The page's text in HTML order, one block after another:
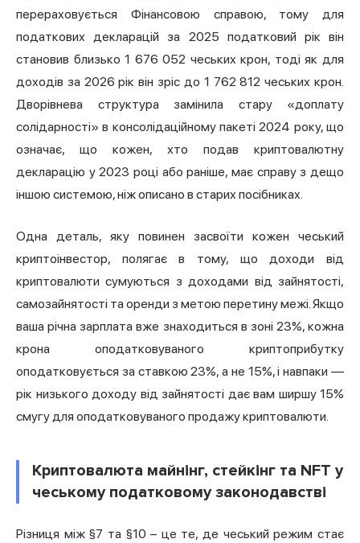
перераховується Фінансовою справою, тому для
податкових декларацій за 2025 податковий рік він
становив близько 1 676 052 чеських крон, тоді як для
доходів за 2026 рік він зріс до 1 762 812 чеських крон.
Дворівнева структура замінила стару «доплату
солідарності» в консолідаційному пакеті 2024 року, що
означає, що кожен, хто подав криптовалютну
декларацію у 2023 році або раніше, має справу з дещо
іншою системою, ніж описано в старих посібниках.
Одна деталь, яку повинен засвоїти кожен чеський
криптоінвестор, полягає в тому, що доходи від
криптовалюти сумуються з доходами від зайнятості,
самозайнятості та оренди з метою перетину межі. Якщо
ваша річна зарплата вже знаходиться в зоні 23%, кожна
крона оподатковуваного криптоприбутку
оподатковується за ставкою 23%, а не 15%, і навпаки —
рік низького доходу від зайнятості дає вам ширшу 15%
смугу для оподатковуваного продажу криптовалюти.
Криптовалюта майнінг, стейкінг та NFT у
чеському податковому законодавстві
Різниця між §7 та §10 – це те, де чеський режим стає